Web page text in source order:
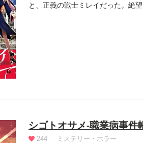
と、正義の戦士ミレイだった。絶
シゴトオサメ-職業病事件
244 ミステリー・ホラー